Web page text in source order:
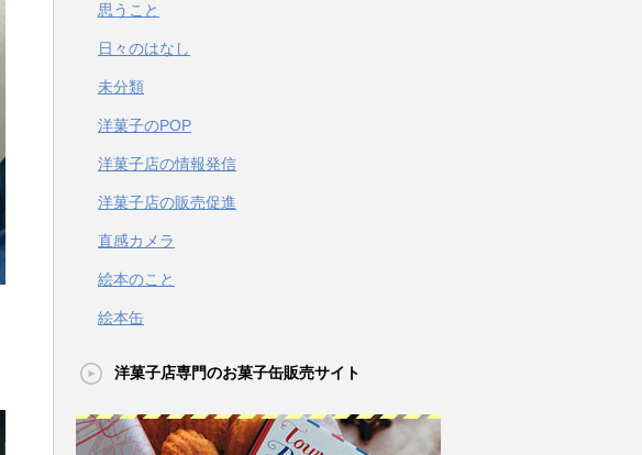
思うこと
日々のはなし
未分類
洋菓子のPOP
洋菓子店の情報発信
洋菓子店の販売促進
直感カメラ
絵本のこと
絵本缶
洋菓子店専門のお菓子缶販売サイト